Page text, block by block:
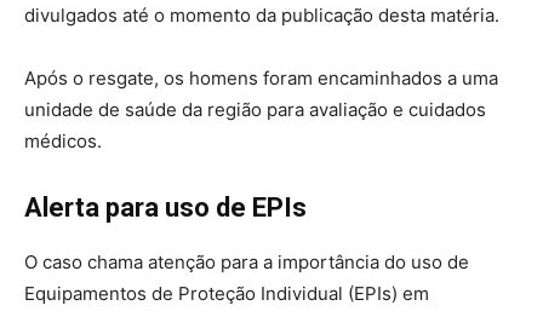
divulgados até o momento da publicação desta matéria.
Após o resgate, os homens foram encaminhados a uma
unidade de saúde da região para avaliação e cuidados
médicos.
Alerta para uso de EPIs
O caso chama atenção para a importância do uso de
Equipamentos de Proteção Individual (EPIs) em